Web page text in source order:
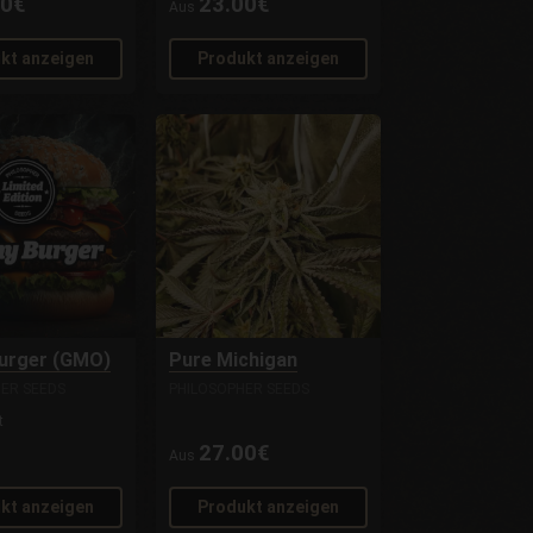
anzeigen
Aus
Produkt anzeigen
(GMO)
anzeigen
Pure Michigan
Aus 27.00€
Produkt anzeigen